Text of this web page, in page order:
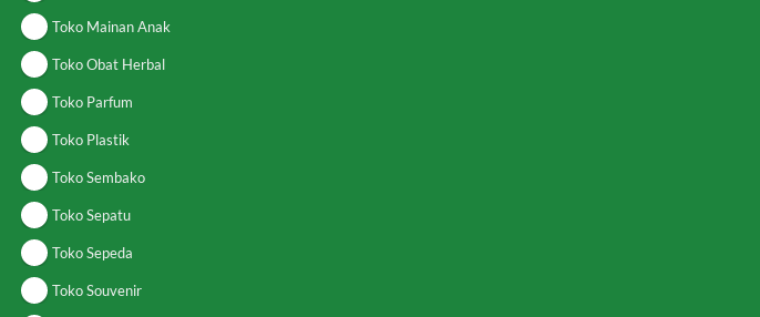
Toko Mainan Anak
Toko Obat Herbal
Toko Parfum
Toko Plastik
Toko Sembako
Toko Sepatu
Toko Sepeda
Toko Souvenir